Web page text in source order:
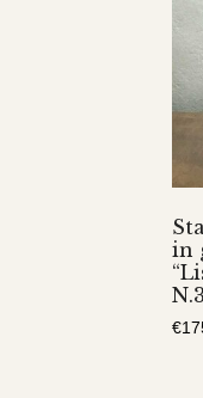
in
€